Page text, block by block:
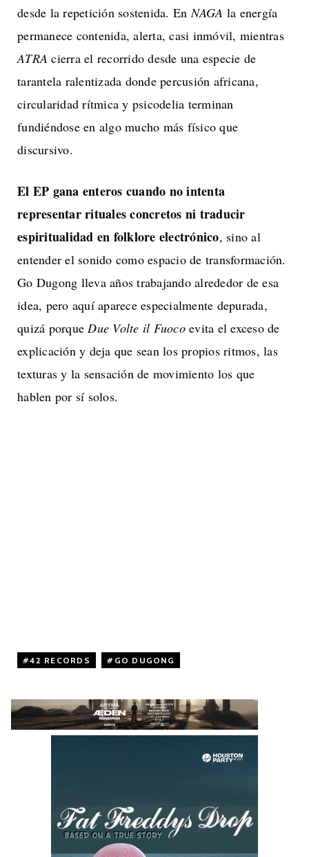
desde la repetición sostenida. EnNAGA la energía
permanece contenida, alerta, casi inmóvil, mientras
ATRA cierra el recorrido desde una especie de
tarantela ralentizada donde percusión africana,
circularidad rítmica y psicodelia terminan
fundiéndose en algo mucho más físico que
discursivo.
El EP gana enteros cuando no intenta
representar rituales concretos ni traducir
espiritualidad en folklore electrónico, sino al
entender el sonido como espacio de transformación.
Go Dugong lleva años trabajando alrededor de esa
idea, pero aquí aparece especialmente depurada,
quizá porqueDue Volte il Fuocoevita el exceso de
explicación y deja que sean los propios ritmos, las
texturas y la sensación de movimiento los que
hablen por sí solos.
42 RECORDS GO DUGONG